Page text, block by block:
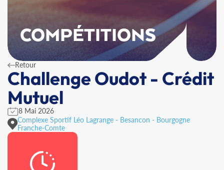
COMPÉTITIONS
Retour
Challenge Oudot - Crédit
Mutuel
8 Mai 2026
Complexe Sportif Léo Lagrange - Besancon - Bourgogne
Franche-Comte